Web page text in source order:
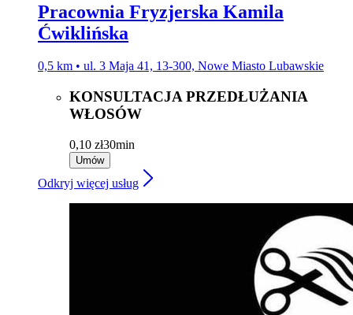
Pracownia Fryzjerska Kamila
Ćwiklińska
0,5 km • ul. 3 Maja 41, 13-300, Nowe Miasto Lubawskie
KONSULTACJA PRZEDŁUŻANIA
WŁOSÓW
0,10 zł30min
Umów
Odkryj więcej usług